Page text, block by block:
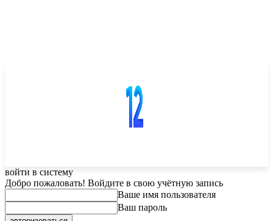
войти в систему
Добро пожаловать! Войдите в свою учётную запись
Ваше имя пользователя
Ваш пароль